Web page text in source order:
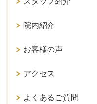
院内紹介
お客様の声
アクセス
よくあるご質問